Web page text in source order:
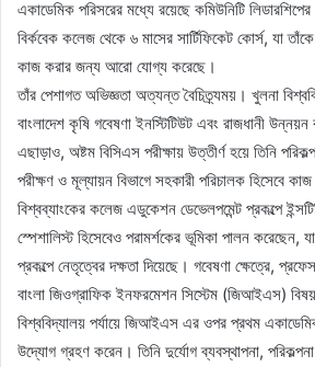
একাডেমিক পরিসরের মধ্যে রয়েছে কমিউনিটি
বির্কবেক কলেজ থেকে ৬ মাসের সার্টিফিকেট কোর্স, যা
কাজ করার জন্য আরো যোগ্য করেছে।
তাঁর পেশাগত অভিজ্ঞতা অত্যন্ত বৈচিত্র্যময়। খুলনা
বাংলাদেশ কৃষি গবেষণা ইনস্টিটিউট এবং রাজধানী
এছাড়াও, অষ্টম বিসিএস পরীক্ষায় উত্তীর্ণ হয়ে তিনি
পরীক্ষণ ও মূল্যায়ন বিভাগে সহকারী পরিচালক হিসেবে
বিশ্বব্যাংকের কলেজ এডুকেশন ডেভেলপমেন্ট প্রকল্পে
স্পেশালিস্ট হিসেবেও পরামর্শকের ভূমিকা পালন করেছেন,
প্রকল্পে নেতৃত্বের দক্ষতা দিয়েছে। গবেষণা ক্ষেত্রে,
বাংলা জিওগ্রাফিক ইনফরমেশন সিস্টেম (জিআইএস)
বিশ্ববিদ্যালয় পর্যায়ে জিআইএস এর ওপর প্রথম
উদ্যোগ গ্রহণ করেন। তিনি দুর্যোগ ব্যবস্থাপনা,